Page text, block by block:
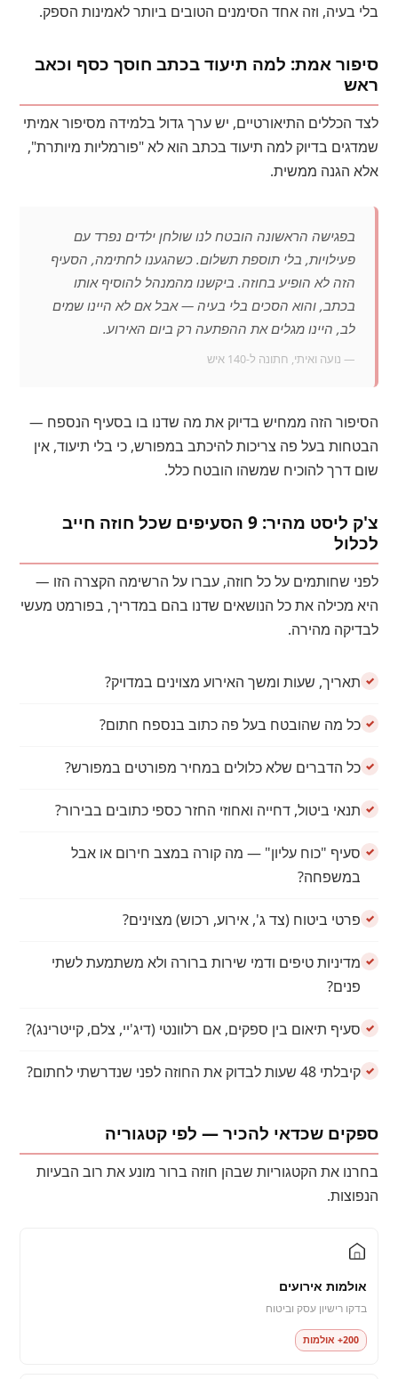
בלי בעיה, וזה אחד הסימנים הטובים ביותר לאמינות הספק.
סיפור אמת: למה תיעוד בכתב חוסך כסף וכאב
ראש
לצד הכללים התיאורטיים, יש ערך גדול בלמידה מסיפור אמיתי
שמדגים בדיוק למה תיעוד בכתב הוא לא "פורמליות מיותרת",
אלא הגנה ממשית.
בפגישה הראשונה הובטח לנו שולחן ילדים נפרד עם
פעילויות, בלי תוספת תשלום. כשהגענו לחתימה, הסעיף
הזה לא הופיע בחוזה. ביקשנו מהמנהל להוסיף אותו
בכתב, והוא הסכים בלי בעיה — אבל אם לא היינו שמים
לב, היינו מגלים את ההפתעה רק ביום האירוע.
— נועה ואיתי, חתונה ל-140 איש
הסיפור הזה ממחיש בדיוק את מה שדנו בו בסעיף הנספח —
הבטחות בעל פה צריכות להיכתב במפורש, כי בלי תיעוד, אין
שום דרך להוכיח שמשהו הובטח כלל.
צ'ק ליסט מהיר: 9 הסעיפים שכל חוזה חייב
לכלול
לפני שחותמים על כל חוזה, עברו על הרשימה הקצרה הזו —
היא מכילה את כל הנושאים שדנו בהם במדריך, בפורמט מעשי
לבדיקה מהירה.
תאריך, שעות ומשך האירוע מצוינים במדויק?
כל מה שהובטח בעל פה כתוב בנספח חתום?
כל הדברים שלא כלולים במחיר מפורטים במפורש?
תנאי ביטול, דחייה ואחוזי החזר כספי כתובים בבירור?
סעיף "כוח עליון" — מה קורה במצב חירום או אבל
במשפחה?
פרטי ביטוח (צד ג', אירוע, רכוש) מצוינים?
מדיניות טיפים ודמי שירות ברורה ולא משתמעת לשתי
פנים?
סעיף תיאום בין ספקים, אם רלוונטי (דיג'יי, צלם, קייטרינג)?
קיבלתי 48 שעות לבדוק את החוזה לפני שנדרשתי לחתום?
ספקים שכדאי להכיר — לפי קטגוריה
בחרנו את הקטגוריות שבהן חוזה ברור מונע את רוב הבעיות
הנפוצות.
אולמות אירועים
בדקו רישיון עסק וביטוח
200+ אולמות